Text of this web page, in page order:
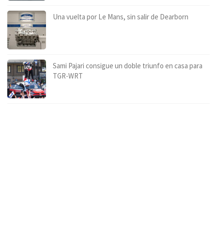
Una vuelta por Le Mans, sin salir de Dearborn
Sami Pajari consigue un doble triunfo en casa para
TGR-WRT